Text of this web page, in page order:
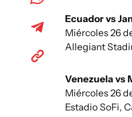
Ecuador vs
Miércoles 26
Allegiant
Venezuela vs
Miércoles 26
Estadio SoFi,